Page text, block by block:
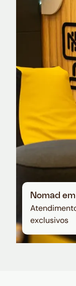
Nomad
Cartão de
em dólar
Nomad
exclusivos